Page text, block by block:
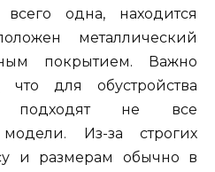
одна, находится
металлический
покрытием. Важно
что для обустройства
подходят не все
Из-за строгих
и размерам обычно в